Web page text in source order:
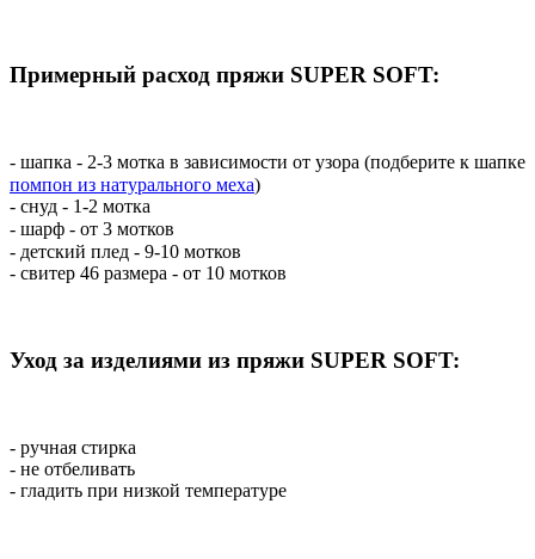
Примерный расход пряжи SUPER SOFT:
- шапка - 2-3 мотка в зависимости от узора (подберите к шапке
помпон из натурального меха)⠀
- снуд - 1-2 мотка
- шарф - от 3 мотков ⠀
- детский плед - 9-10 мотков ⠀
- свитер 46 размера - от 10 мотков
Уход за изделиями из пряжи SUPER SOFT:
- ручная стирка
- не отбеливать
- гладить при низкой температуре